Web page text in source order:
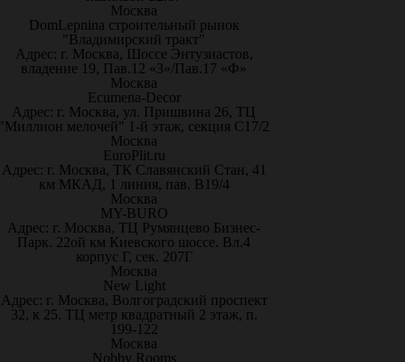
Москва
DomLepnina строительный рынок
"Владимирский тракт"
Адрес: г. Москва, Шоссе Энтузиастов,
владение 19, Пав.12 «З»/Пав.17 «Ф»
Москва
Ecumena-Decor
Адрес: г. Москва, ул. Пришвина 26, ТЦ
мелочей" 1-й этаж, секция С17/2
Москва
EuroPlit.ru
Адрес: г. Москва, ТК Славянский Стан, 41
км МКАД, 1 линия, пав. В19/4
Москва
MY-BURO
Адрес: г. Москва, ТЦ Румянцево Бизнес-
Парк. 22ой км Киевского шоссе. Вл.4
корпус Г, сек. 207Г
Москва
New Light
Адрес: г. Москва, Волгоградский проспект
32, к 25. ТЦ метр квадратный 2 этаж, п.
199-122
Москва
Nobby Rooms